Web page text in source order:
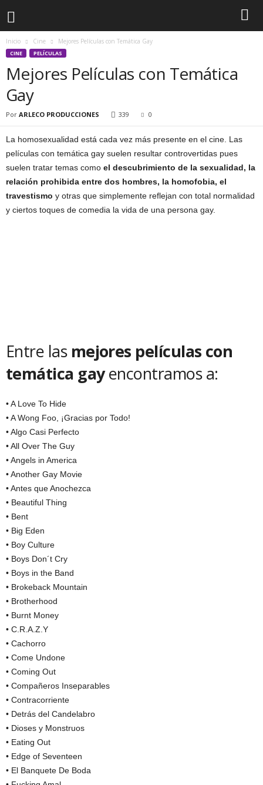
Inicio Cine Mejores Películas con Temática Gay
CINE PELÍCULAS
Mejores Películas con Temática
Gay
Por ARLECO PRODUCCIONES 339 0
La homosexualidad está cada vez más presente en el cine. Las
películas con temática gay suelen resultar controvertidas pues
suelen tratar temas como el descubrimiento de la sexualidad, la
relación prohibida entre dos hombres, la homofobia, el
travestismo y otras que simplemente reflejan con total normalidad
y ciertos toques de comedia la vida de una persona gay.
Entre las mejores películas con
temática gayencontramos a:
• A Love To Hide
• A Wong Foo, ¡Gracias por Todo!
• Algo Casi Perfecto
• All Over The Guy
• Angels in America
• Another Gay Movie
• Antes que Anochezca
• Beautiful Thing
• Bent
• Big Eden
• Boy Culture
• Boys Don´t Cry
• Boys in the Band
• Brokeback Mountain
• Brotherhood
• Burnt Money
• C.R.A.Z.Y
• Cachorro
• Come Undone
• Coming Out
• Compañeros Inseparables
• Contracorriente
• Detrás del Candelabro
• Dioses y Monstruos
• Eating Out
• Edge of Seventeen
• El Banquete De Boda